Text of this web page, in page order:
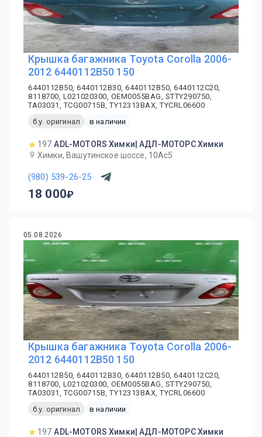
Крышка багажника Toyota Corolla 2006-
2012 6440112B50 150
6440112B50, 6440112B30, 6440112B50, 6440112C20,
8118700, L021020300, OEM0055BAG, STTY290750,
TA03031, TCG00715B, TY12313BAX, TYCRL06600
б.у. оригинал
в наличии
197 ADL-MOTORS Химки| АДЛ-МОТОРС Химки
Химки, Вашутинское шоссе, 10Ас5
(980) 539-26-25
18 000
05.08.2026
Крышка багажника Toyota Corolla 2006-
2012 6440112B50 150
6440112B50, 6440112B30, 6440112B50, 6440112C20,
8118700, L021020300, OEM0055BAG, STTY290750,
TA03031, TCG00715B, TY12313BAX, TYCRL06600
б.у. оригинал
в наличии
197 ADL-MOTORS Химки| АДЛ-МОТОРС Химки